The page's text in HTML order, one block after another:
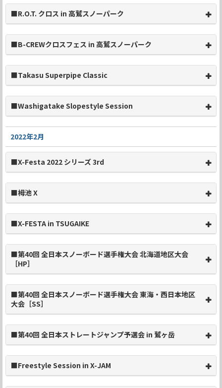
■R.O.T. クロス in 高鷲スノーパーク
■B-CREWクロスフェス in 高鷲スノーパーク
■Takasu Superpipe Classic
■Washigatake Slopestyle Session
2022年2月
■X-Festa 2022 シリーズ 3rd
■栂池 X
■X-FESTA in TSUGAIKE
■第40回 全日本スノーボード選手権大会 北海道地区大会
［HP］
■第40回 全日本スノーボード選手権大会 東海・西日本地区
大会［SS］
■第40回 全日本ストレートジャンプ予選会 in 鷲ヶ岳
■Freestyle Session in X-JAM